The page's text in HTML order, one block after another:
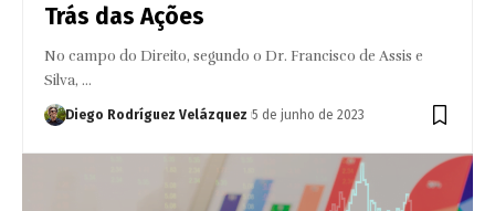
Trás das Ações
No campo do Direito, segundo o Dr. Francisco de Assis e
Silva, …
Diego Rodríguez Velázquez 5 de junho de 2023